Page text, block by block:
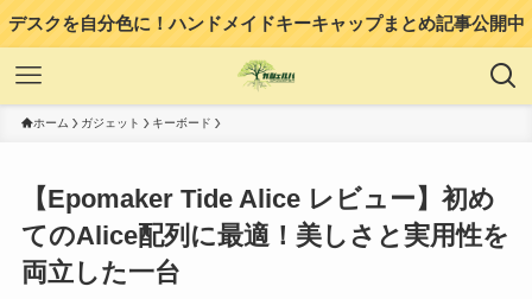
デスクを自分色に！ハンドメイドキーキャップまとめ記事公開中
ホーム ガジェット キーボード
【Epomaker Tide Alice レビュー】初め
てのAlice配列に最適！美しさと実用性を
両立した一台